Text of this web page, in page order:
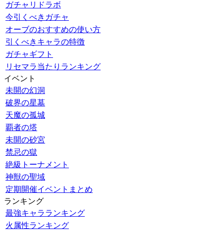
ガチャリドラボ
今引くべきガチャ
オーブのおすすめの使い方
引くべきキャラの特徴
ガチャギフト
リセマラ当たりランキング
イベント
未開の幻洞
破界の星墓
天魔の孤城
覇者の塔
未開の砂宮
禁忌の獄
絶級トーナメント
神獣の聖域
定期開催イベントまとめ
ランキング
最強キャラランキング
火属性ランキング